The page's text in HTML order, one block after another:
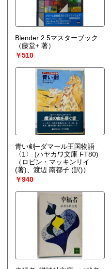
Blender 2.5マスターブック
（藤堂+ 著）
￥510
青い剣─ダマール王国物語
〈1〉 (ハヤカワ文庫 FT80)
（ロビン・マッキンリイ
(著)、渡辺 南都子 (訳)）
￥940